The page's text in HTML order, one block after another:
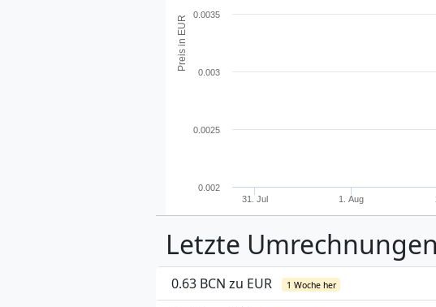
Preis in EUR
31. Jul 1. Aug
0.002
0.0025
0.003
0.0035
Letzte Umrechnungen
0.63 BCN zu EUR 1 Woche her